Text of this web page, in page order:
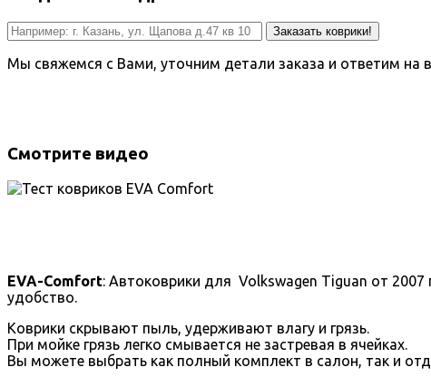
Заказать коврики!
Мы свяжемся с Вами, уточним детали заказа и ответим на
Смотрите видео
EVA-Comfort: Автоковрики для Volkswagen Tiguan от 2007
удобство.
Коврики скрывают пыль, удерживают влагу и грязь.
При мойке грязь легко смывается не застревая в ячейках.
Вы можете выбрать как полный комплект в салон, так и